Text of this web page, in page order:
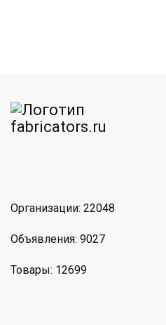
Организации: 22048
Объявления: 9027
Товары: 12699